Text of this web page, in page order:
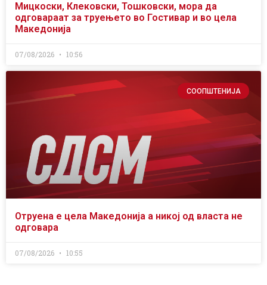
Мицкоски, Клековски, Тошковски, мора да
одговараат за труењето во Гостивар и во цела
Македонија
07/08/2026 10:56
СООПШТЕНИЈА
Отруена е цела Македонија а никој од власта не
одговара
07/08/2026 10:55